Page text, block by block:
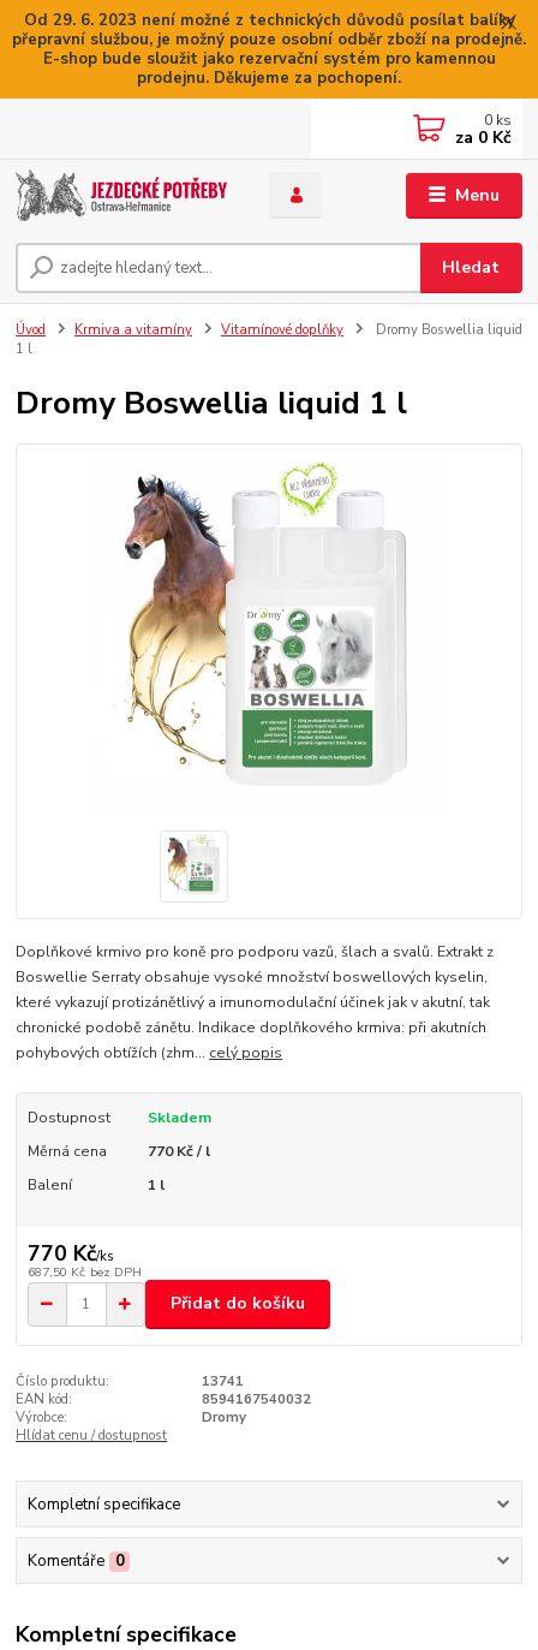
Od 29. 6. 2023 není možné z technických důvodů posílat balíky
přepravní službou, je možný pouze osobní odběr zboží na prodejně.
E-shop bude sloužit jako rezervační systém pro kamennou
prodejnu. Děkujeme za pochopení.
Menu
Hledat
0 ks
za 0 Kč
Úvod Krmiva a vitamíny Vitamínové doplňky
Dromy Boswellia liquid
1 l
Dromy Boswellia liquid 1 l
Doplňkové krmivo pro koně pro podporu vazů, šlach a svalů. Extrakt z
Boswellie Serraty obsahuje vysoké množství boswellových kyselin,
které vykazují protizánětlivý a imunomodulační účinek jak v akutní, tak
chronické podobě zánětu. Indikace doplňkového krmiva: při akutních
pohybových obtížích (zhm... celý popis
Dostupnost
Skladem
Měrná cena
770 Kč / l
Balení
1 l
770 Kč/ks
687,50 Kč bez DPH
Přidat do košíku
Číslo produktu:
13741
EAN kód:
8594167540032
Výrobce:
Dromy
Hlídat cenu / dostupnost
Kompletní specifikace
Komentáře 0
Kompletní specifikace